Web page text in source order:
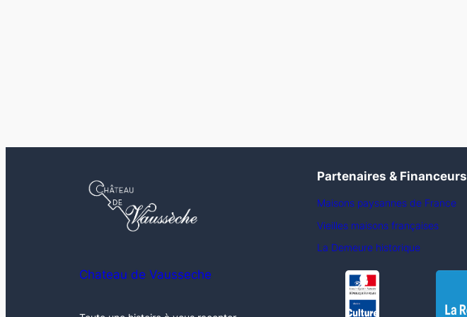
Chateau de Vausseche
Partenaires & Financeurs
Maisons paysannes de France
Vieilles maisons françaises
La Demeure historique